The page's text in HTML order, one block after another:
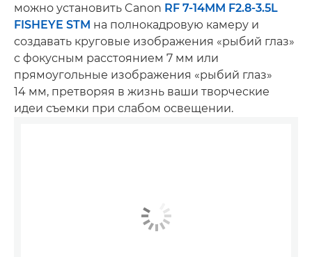
можно установить Canon RF 7-14MM F2.8-3.5L
FISHEYE STM на полнокадровую камеру и
создавать круговые изображения «рыбий глаз»
с фокусным расстоянием 7 мм или
прямоугольные изображения «рыбий глаз»
14 мм, претворяя в жизнь ваши творческие
идеи съемки при слабом освещении.